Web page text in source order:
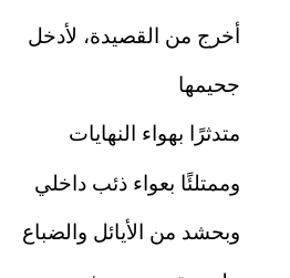
أخرج من القصيدة، لأدخل
جحيمها
متدثرًا بهواء النهايات
وممتلئًا بعواء ذئب داخلي
وبحشد من الأيائل والضباع